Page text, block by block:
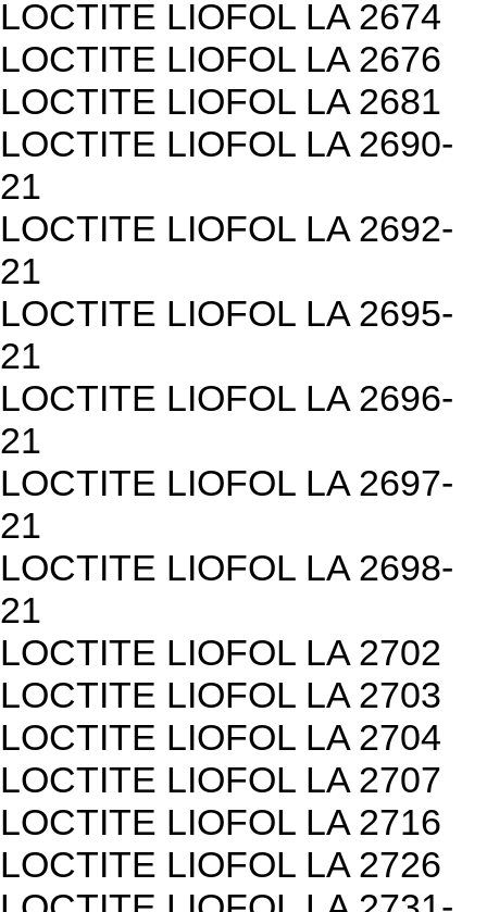
LOCTITE LIOFOL LA 2674
LOCTITE LIOFOL LA 2676
LOCTITE LIOFOL LA 2681
LOCTITE LIOFOL LA 2690-
21
LOCTITE LIOFOL LA 2692-
21
LOCTITE LIOFOL LA 2695-
21
LOCTITE LIOFOL LA 2696-
21
LOCTITE LIOFOL LA 2697-
21
LOCTITE LIOFOL LA 2698-
21
LOCTITE LIOFOL LA 2702
LOCTITE LIOFOL LA 2703
LOCTITE LIOFOL LA 2704
LOCTITE LIOFOL LA 2707
LOCTITE LIOFOL LA 2716
LOCTITE LIOFOL LA 2726